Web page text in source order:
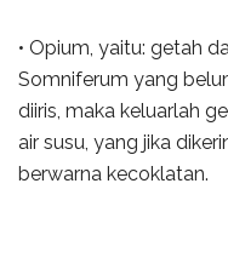
• Opium, yaitu: getah
Somniferum yang
diiris, maka keluarlah
air susu, yang jika
berwarna kecoklatan.